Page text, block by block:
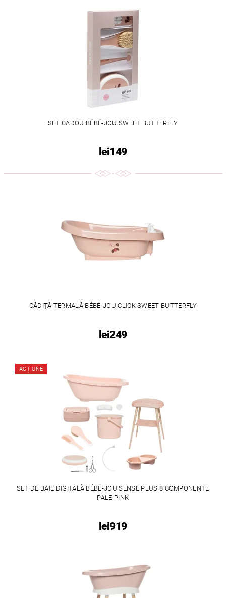
SET CADOU BÉBÉ-JOU SWEET BUTTERFLY
lei149
CĂDIȚĂ TERMALĂ BÉBÉ-JOU CLICK SWEET BUTTERFLY
lei249
ACȚIUNE
SET DE BAIE DIGITALĂ BÉBÉ-JOU SENSE PLUS 8 COMPONENTE
PALE PINK
lei919